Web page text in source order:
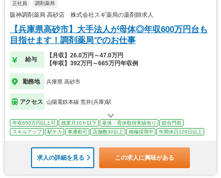
正社員 調剤薬局
阪神調剤薬局 高砂店 株式会社スギ薬局の薬剤師求人
【兵庫県高砂市】大手法人が母体◎年収600万円台も
目指せます！調剤薬局でのお仕事
給与
【月収】26.0万円～47.0万円
【年収】392万円～665万円年収例
勤務地 兵庫県 高砂市
アクセス 山陽電鉄本線 荒井(兵庫)駅
年収650万円以上可 残業月10ｈ以下 産休・育休取得実績有り
総合門前
スキルアップ
駅チカ 車通勤可 店舗数30以上 積極採用中 年間休日120日以上
求人の詳細を見る この求人に興味がある